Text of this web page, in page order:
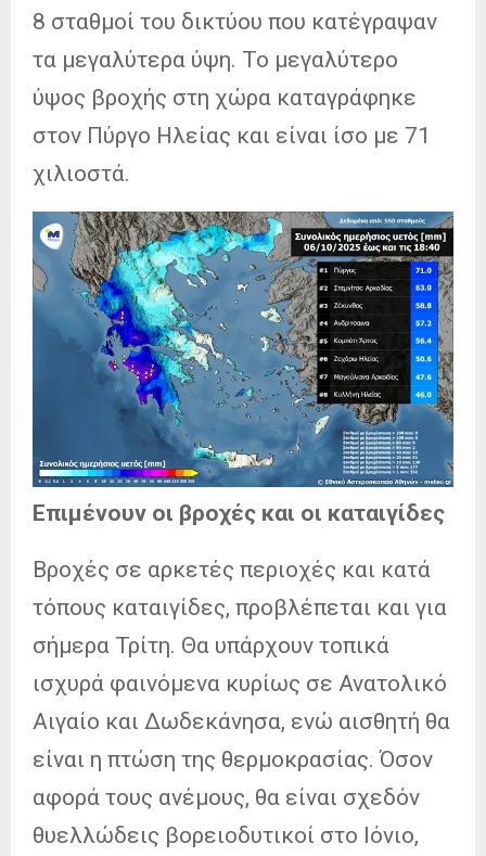
8 σταθμοί του δικτύου που κατέγραψαν
τα μεγαλύτερα ύψη. Το μεγαλύτερο
ύψος βροχής στη χώρα καταγράφηκε
στον Πύργο Ηλείας και είναι ίσο με 71
χιλιοστά.
Επιμένουν οι βροχές και οι καταιγίδες
Βροχές σε αρκετές περιοχές και κατά
τόπους καταιγίδες, προβλέπεται και για
σήμερα Τρίτη. Θα υπάρχουν τοπικά
ισχυρά φαινόμενα κυρίως σε Ανατολικό
Αιγαίο και Δωδεκάνησα, ενώ αισθητή θα
είναι η πτώση της θερμοκρασίας. Όσον
αφορά τους ανέμους, θα είναι σχεδόν
θυελλώδεις βορειοδυτικοί στο Ιόνιο,